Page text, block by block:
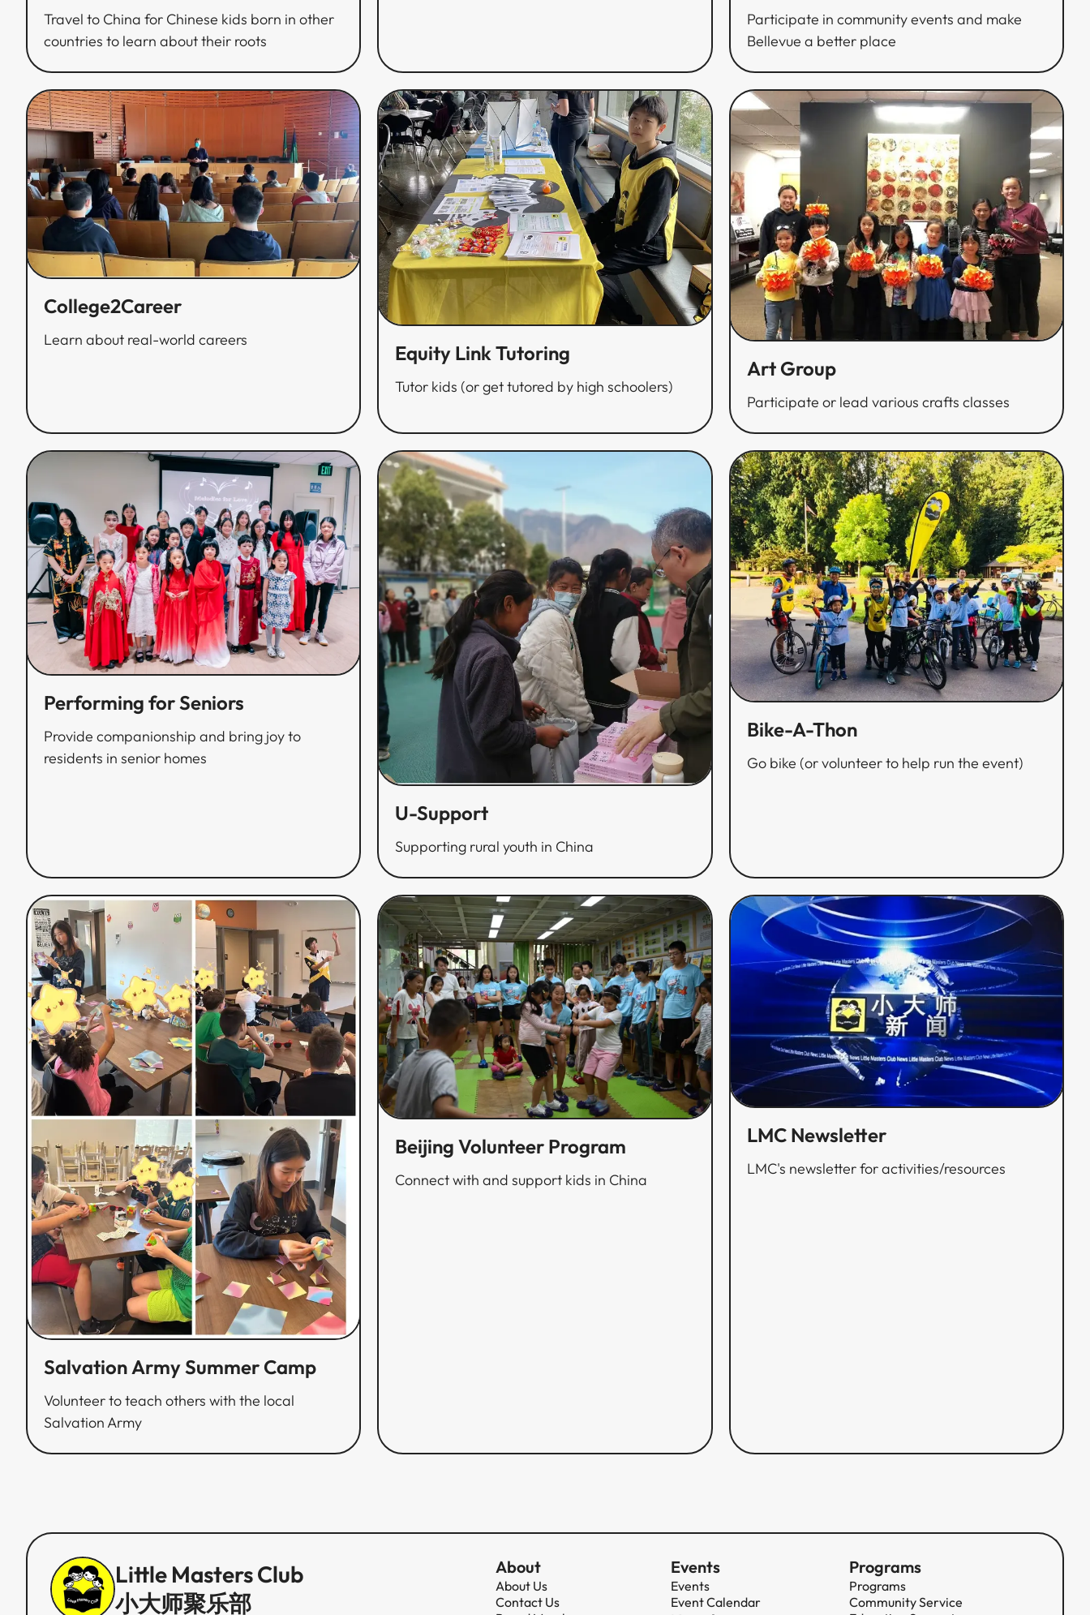
Travel to China for Chinese kids born in other
countries to learn about their roots​​​​‌ ‍ ​‍​‍‌‍ ‌ ​‍‌‍‍‌‌‍‌ ‌‍‍‌‌‍ ‍​‍​‍​ ‍‍​‍​‍‌ ​ ‌‍​‌‌‍ ‍‌‍‍‌‌ ‌​‌ ‍‌​‍ ‍‌‍‍‌‌‍ ​‍​‍​‍ ​​‍​‍‌‍‍​‌ ​‍‌‍‌‌‌‍‌‍​‍​‍​ ‍‍​‍​‍‌‍‍​‌ ‌​‌ ‌​‌ ​​​ ‍‍​‍ ​‍ ‌‍ ​‌‍ ‌‍​ ‌‍​‌‌‍ ​‌‍‍​‌‍ ‌ ​ ‌ ‌​​ ‍‍​ ​ ​ ​ ​ ​ ​ ​ ​‍ ‌‍‍‌‌‍ ‍‌ ‌​‌‍‌‌‌‍ ‍‌ ‌​​‍ ‌‍‌‌‌‍‌​‌‍‍‌‌ ‌​​‍ ‌‍ ‌‌‍ ‌‍‌​‌‍‌‌​ ‌‌ ​​‌ ​‍‌‍‌‌‌ ​ ‌‍‌‌‌‍ ‍‌ ‌​‌‍​‌‌ ‌​‌‍‍‌‌‍ ‌‍ ‍​ ‍ ‌‍‍‌‌‍‌​​ ‌‌‍‌‌​ ‍‌​ ‍‌​ ‌​‌‍‌​​ ​ ‌‍‌​‌‍​‌​‍ ‌​ ​‌​ ‌​​ ‍‌​ ​‌​‍ ‌​ ‌​​ ‍​‌‍‌‍​ ​‍​‍ ‌‌‍​‍‌‍‌​​ ‌‍​ ‌‌​‍ ‌​ ​ ​ ​‍‌‍​‍‌‍‌‌‌‍​‍‌‍​‌​ ​‌​ ​‍​ ‌ ​ ‍‌‌‍​‌‌‍‌​​ ‍ ‌ ‌​‌ ‍‌‌ ​​‌‍‌‌​ ‌‌ ​​‌ ​‍‌‍ ‌‍‌ ‌ ​‍‌‍​‌‌‍ ‌​ ‍ ‌ ​​‌‍​‌‌ ‌​‌‍‍​​ ‌‌‍‌​‌‍‌‌‌ ​ ‌‍​ ‌ ​‍‌‍‍‌‌ ​​‌ ‌​‌‍‍‌‌‍ ‌‍ ‍​ ‌‍​‍‌‍​‌‌ ​ ‌‍‌‌‌‌‌‌‌ ​‍‌‍ ​​ ‌‌‍‍​‌ ‌​‌ ‌​‌ ​​​‍‌‌​ ​ ‌​​‌​‍‌‌​ ​‍‌​‌‍​‍‌‌​ ​‍‌​‌‍‌‍ ​‌‍ ‌‍​ ‌‍​‌‌‍ ​‌‍‍​‌‍ ‌ ​ ‌ ‌​​‍‌‌​ ​ ‌​​‌​ ​ ​ ​ ​ ​ ​ ​ ​‍‌‍‌‍‍‌‌‍‌​​ ‌‌‍‌‌​ ‍‌​ ‍‌​ ‌​‌‍‌​​ ​ ‌‍‌​‌‍​‌​‍ ‌​ ​‌​ ‌​​ ‍‌​ ​‌​‍ ‌​ ‌​​ ‍​‌‍‌‍​ ​‍​‍ ‌‌‍​‍‌‍‌​​ ‌‍​ ‌‌​‍ ‌​ ​ ​ ​‍‌‍​‍‌‍‌‌‌‍​‍‌‍​‌​ ​‌​ ​‍​ ‌ ​ ‍‌‌‍​‌‌‍‌​​‍‌‍‌ ‌​‌ ‍‌‌ ​​‌‍‌‌​ ‌‌ ​​‌ ​‍‌‍ ‌‍‌ ‌ ​‍‌‍​‌‌‍ ‌​‍‌‍‌ ​​‌‍​‌‌ ‌​‌‍‍​​ ‌‌‍‌​‌‍‌‌‌ ​ ‌‍​ ‌ ​‍‌‍‍‌‌ ​​‌ ‌​‌‍‍‌‌‍ ‌‍ ‍​‍​‍‌ ‌
Participate in community events and make
Bellevue a better place​​​​‌ ‍ ​‍​‍‌‍ ‌ ​‍‌‍‍‌‌‍‌ ‌‍‍‌‌‍ ‍​‍​‍​ ‍‍​‍​‍‌ ​ ‌‍​‌‌‍ ‍‌‍‍‌‌ ‌​‌ ‍‌​‍ ‍‌‍‍‌‌‍ ​‍​‍​‍ ​​‍​‍‌‍‍​‌ ​‍‌‍‌‌‌‍‌‍​‍​‍​ ‍‍​‍​‍‌‍‍​‌ ‌​‌ ‌​‌ ​​​ ‍‍​‍ ​‍ ‌‍ ​‌‍ ‌‍​ ‌‍​‌‌‍ ​‌‍‍​‌‍ ‌ ​ ‌ ‌​​ ‍‍​ ​ ​ ​ ​ ​ ​ ​ ​‍ ‌‍‍‌‌‍ ‍‌ ‌​‌‍‌‌‌‍ ‍‌ ‌​​‍ ‌‍‌‌‌‍‌​‌‍‍‌‌ ‌​​‍ ‌‍ ‌‌‍ ‌‍‌​‌‍‌‌​ ‌‌ ​​‌ ​‍‌‍‌‌‌ ​ ‌‍‌‌‌‍ ‍‌ ‌​‌‍​‌‌ ‌​‌‍‍‌‌‍ ‌‍ ‍​ ‍ ‌‍‍‌‌‍‌​​ ‌​ ‌ ​ ​‌​ ‌​‌‍‌​‌‍​ ​ ‍‌​ ​‍​ ​‍​‍ ‌​ ‌​‌‍​‍‌‍​‍​ ​‌​‍ ‌​ ‌​​ ​‍‌‍​ ​ ‍​​‍ ‌‌‍​‌​ ​‍​ ‌​​ ‍​​‍ ‌​ ​‌​ ‌​‌‍​‌‌‍​ ​ ‌ ‌‍‌‌‌‍​‌​ ​​​ ‌‌​ ‌ ​ ​‍‌‍‌‍​ ‍ ‌ ‌​‌ ‍‌‌ ​​‌‍‌‌​ ‌‌ ​​‌ ​‍‌‍ ‌‍‌ ‌ ​‍‌‍​‌‌‍ ‌​ ‍ ‌ ​​‌‍​‌‌ ‌​‌‍‍​​ ‌‌‍‌​‌‍‌‌‌ ​ ‌‍​ ‌ ​‍‌‍‍‌‌ ​​‌ ‌​‌‍‍‌‌‍ ‌‍ ‍​ ‌‍​‍‌‍​‌‌ ​ ‌‍‌‌‌‌‌‌‌ ​‍‌‍ ​​ ‌‌‍‍​‌ ‌​‌ ‌​‌ ​​​‍‌‌​ ​ ‌​​‌​‍‌‌​ ​‍‌​‌‍​‍‌‌​ ​‍‌​‌‍‌‍ ​‌‍ ‌‍​ ‌‍​‌‌‍ ​‌‍‍​‌‍ ‌ ​ ‌ ‌​​‍‌‌​ ​ ‌​​‌​ ​ ​ ​ ​ ​ ​ ​ ​‍‌‍‌‍‍‌‌‍‌​​ ‌​ ‌ ​ ​‌​ ‌​‌‍‌​‌‍​ ​ ‍‌​ ​‍​ ​‍​‍ ‌​ ‌​‌‍​‍‌‍​‍​ ​‌​‍ ‌​ ‌​​ ​‍‌‍​ ​ ‍​​‍ ‌‌‍​‌​ ​‍​ ‌​​ ‍​​‍ ‌​ ​‌​ ‌​‌‍​‌‌‍​ ​ ‌ ‌‍‌‌‌‍​‌​ ​​​ ‌‌​ ‌ ​ ​‍‌‍‌‍​‍‌‍‌ ‌​‌ ‍‌‌ ​​‌‍‌‌​ ‌‌ ​​‌ ​‍‌‍ ‌‍‌ ‌ ​‍‌‍​‌‌‍ ‌​‍‌‍‌ ​​‌‍​‌‌ ‌​‌‍‍​​ ‌‌‍‌​‌‍‌‌‌ ​ ‌‍​ ‌ ​‍‌‍‍‌‌ ​​‌ ‌​‌‍‍‌‌‍ ‌‍ ‍​‍​‍‌ ‌
College2Career​​​​‌ ‍ ​‍​‍‌‍ ‌ ​‍‌‍‍‌‌‍‌ ‌‍‍‌‌‍ ‍​‍​‍​ ‍‍​‍​‍‌ ​ ‌‍​‌‌‍ ‍‌‍‍‌‌ ‌​‌ ‍‌​‍ ‍‌‍‍‌‌‍ ​‍​‍​‍ ​​‍​‍‌‍‍​‌ ​‍‌‍‌‌‌‍‌‍​‍​‍​ ‍‍​‍​‍‌‍‍​‌ ‌​‌ ‌​‌ ​​​ ‍‍​‍ ​‍ ‌‍ ​‌‍ ‌‍​ ‌‍​‌‌‍ ​‌‍‍​‌‍ ‌ ​ ‌ ‌​​ ‍‍​ ​ ​ ​ ​ ​ ​ ​ ​‍ ‌‍‍‌‌‍ ‍‌ ‌​‌‍‌‌‌‍ ‍‌ ‌​​‍ ‌‍‌‌‌‍‌​‌‍‍‌‌ ‌​​‍ ‌‍ ‌‌‍ ‌‍‌​‌‍‌‌​ ‌‌ ​​‌ ​‍‌‍‌‌‌ ​ ‌‍‌‌‌‍ ‍‌ ‌​‌‍​‌‌ ‌​‌‍‍‌‌‍ ‌‍ ‍​ ‍ ‌‍‍‌‌‍‌​​ ‌‌‍​‌‌‍​‍‌‍‌‌​ ‌‍‌‍‌‌​ ‌‌​ ‌‌​ ​‌​‍ ‌​ ‌‍​ ‌​‌‍​‍‌‍‌‍​‍ ‌​ ‌​‌‍​‍‌‍‌‌‌‍​ ​‍ ‌​ ‍‌​ ‌​‌‍​ ​ ​‍​‍ ‌​ ​ ‌‍​‌‌‍​ ​ ‌‌​ ​‌​ ​​​ ‍‌‌‍‌‌‌‍​‌​ ​‌​ ‌​​ ​ ​ ‍ ‌ ‌​‌ ‍‌‌ ​​‌‍‌‌​ ‌‌ ​​‌ ​‍‌‍ ‌‍‌ ‌ ​‍‌‍​‌‌‍ ‌​ ‍ ‌ ​​‌‍​‌‌ ‌​‌‍‍​​ ‌‌ ‌​‌‍‍‌‌ ‌​‌‍ ​‌‍‌‌​ ‌‍​‍‌‍​‌‌ ​ ‌‍‌‌‌‌‌‌‌ ​‍‌‍ ​​ ‌‌‍‍​‌ ‌​‌ ‌​‌ ​​​‍‌‌​ ​ ‌​​‌​‍‌‌​ ​‍‌​‌‍​‍‌‌​ ​‍‌​‌‍‌‍ ​‌‍ ‌‍​ ‌‍​‌‌‍ ​‌‍‍​‌‍ ‌ ​ ‌ ‌​​‍‌‌​ ​ ‌​​‌​ ​ ​ ​ ​ ​ ​ ​ ​‍‌‍‌‍‍‌‌‍‌​​ ‌‌‍​‌‌‍​‍‌‍‌‌​ ‌‍‌‍‌‌​ ‌‌​ ‌‌​ ​‌​‍ ‌​ ‌‍​ ‌​‌‍​‍‌‍‌‍​‍ ‌​ ‌​‌‍​‍‌‍‌‌‌‍​ ​‍ ‌​ ‍‌​ ‌​‌‍​ ​ ​‍​‍ ‌​ ​ ‌‍​‌‌‍​ ​ ‌‌​ ​‌​ ​​​ ‍‌‌‍‌‌‌‍​‌​ ​‌​ ‌​​ ​ ​‍‌‍‌ ‌​‌ ‍‌‌ ​​‌‍‌‌​ ‌‌ ​​‌ ​‍‌‍ ‌‍‌ ‌ ​‍‌‍​‌‌‍ ‌​‍‌‍‌ ​​‌‍​‌‌ ‌​‌‍‍​​ ‌‌ ‌​‌‍‍‌‌ ‌​‌‍ ​‌‍‌‌​‍​‍‌ ‌
Learn about real-world careers​​​​‌ ‍ ​‍​‍‌‍ ‌ ​‍‌‍‍‌‌‍‌ ‌‍‍‌‌‍ ‍​‍​‍​ ‍‍​‍​‍‌ ​ ‌‍​‌‌‍ ‍‌‍‍‌‌ ‌​‌ ‍‌​‍ ‍‌‍‍‌‌‍ ​‍​‍​‍ ​​‍​‍‌‍‍​‌ ​‍‌‍‌‌‌‍‌‍​‍​‍​ ‍‍​‍​‍‌‍‍​‌ ‌​‌ ‌​‌ ​​​ ‍‍​‍ ​‍ ‌‍ ​‌‍ ‌‍​ ‌‍​‌‌‍ ​‌‍‍​‌‍ ‌ ​ ‌ ‌​​ ‍‍​ ​ ​ ​ ​ ​ ​ ​ ​‍ ‌‍‍‌‌‍ ‍‌ ‌​‌‍‌‌‌‍ ‍‌ ‌​​‍ ‌‍‌‌‌‍‌​‌‍‍‌‌ ‌​​‍ ‌‍ ‌‌‍ ‌‍‌​‌‍‌‌​ ‌‌ ​​‌ ​‍‌‍‌‌‌ ​ ‌‍‌‌‌‍ ‍‌ ‌​‌‍​‌‌ ‌​‌‍‍‌‌‍ ‌‍ ‍​ ‍ ‌‍‍‌‌‍‌​​ ‌‌‍​‌‌‍​‍‌‍‌‌​ ‌‍‌‍‌‌​ ‌‌​ ‌‌​ ​‌​‍ ‌​ ‌‍​ ‌​‌‍​‍‌‍‌‍​‍ ‌​ ‌​‌‍​‍‌‍‌‌‌‍​ ​‍ ‌​ ‍‌​ ‌​‌‍​ ​ ​‍​‍ ‌​ ​ ‌‍​‌‌‍​ ​ ‌‌​ ​‌​ ​​​ ‍‌‌‍‌‌‌‍​‌​ ​‌​ ‌​​ ​ ​ ‍ ‌ ‌​‌ ‍‌‌ ​​‌‍‌‌​ ‌‌ ​​‌ ​‍‌‍ ‌‍‌ ‌ ​‍‌‍​‌‌‍ ‌​ ‍ ‌ ​​‌‍​‌‌ ‌​‌‍‍​​ ‌‌‍‌​‌‍‌‌‌ ​ ‌‍​ ‌ ​‍‌‍‍‌‌ ​​‌ ‌​‌‍‍‌‌‍ ‌‍ ‍​ ‌‍​‍‌‍​‌‌ ​ ‌‍‌‌‌‌‌‌‌ ​‍‌‍ ​​ ‌‌‍‍​‌ ‌​‌ ‌​‌ ​​​‍‌‌​ ​ ‌​​‌​‍‌‌​ ​‍‌​‌‍​‍‌‌​ ​‍‌​‌‍‌‍ ​‌‍ ‌‍​ ‌‍​‌‌‍ ​‌‍‍​‌‍ ‌ ​ ‌ ‌​​‍‌‌​ ​ ‌​​‌​ ​ ​ ​ ​ ​ ​ ​ ​‍‌‍‌‍‍‌‌‍‌​​ ‌‌‍​‌‌‍​‍‌‍‌‌​ ‌‍‌‍‌‌​ ‌‌​ ‌‌​ ​‌​‍ ‌​ ‌‍​ ‌​‌‍​‍‌‍‌‍​‍ ‌​ ‌​‌‍​‍‌‍‌‌‌‍​ ​‍ ‌​ ‍‌​ ‌​‌‍​ ​ ​‍​‍ ‌​ ​ ‌‍​‌‌‍​ ​ ‌‌​ ​‌​ ​​​ ‍‌‌‍‌‌‌‍​‌​ ​‌​ ‌​​ ​ ​‍‌‍‌ ‌​‌ ‍‌‌ ​​‌‍‌‌​ ‌‌ ​​‌ ​‍‌‍ ‌‍‌ ‌ ​‍‌‍​‌‌‍ ‌​‍‌‍‌ ​​‌‍​‌‌ ‌​‌‍‍​​ ‌‌‍‌​‌‍‌‌‌ ​ ‌‍​ ‌ ​‍‌‍‍‌‌ ​​‌ ‌​‌‍‍‌‌‍ ‌‍ ‍​‍​‍‌ ‌
Equity Link Tutoring​​​​‌ ‍ ​‍​‍‌‍ ‌ ​‍‌‍‍‌‌‍‌ ‌‍‍‌‌‍ ‍​‍​‍​ ‍‍​‍​‍‌ ​ ‌‍​‌‌‍ ‍‌‍‍‌‌ ‌​‌ ‍‌​‍ ‍‌‍‍‌‌‍ ​‍​‍​‍ ​​‍​‍‌‍‍​‌ ​‍‌‍‌‌‌‍‌‍​‍​‍​ ‍‍​‍​‍‌‍‍​‌ ‌​‌ ‌​‌ ​​​ ‍‍​‍ ​‍ ‌‍ ​‌‍ ‌‍​ ‌‍​‌‌‍ ​‌‍‍​‌‍ ‌ ​ ‌ ‌​​ ‍‍​ ​ ​ ​ ​ ​ ​ ​ ​‍ ‌‍‍‌‌‍ ‍‌ ‌​‌‍‌‌‌‍ ‍‌ ‌​​‍ ‌‍‌‌‌‍‌​‌‍‍‌‌ ‌​​‍ ‌‍ ‌‌‍ ‌‍‌​‌‍‌‌​ ‌‌ ​​‌ ​‍‌‍‌‌‌ ​ ‌‍‌‌‌‍ ‍‌ ‌​‌‍​‌‌ ‌​‌‍‍‌‌‍ ‌‍ ‍​ ‍ ‌‍‍‌‌‍‌​​ ‌​ ‌​​ ‌‍‌‍‌‌‌‍‌‍​ ‌ ​ ​‌​ ​‌‌‍​‌​‍ ‌​ ‌‌​ ‌​​ ​​‌‍​‌​‍ ‌​ ‌​​ ‍‌​ ‌ ​ ​‌​‍ ‌‌‍​‍​ ‍​​ ‌‌​ ‍‌​‍ ‌​ ‌ ​ ‍​​ ‍​​ ‌‍​ ‍​‌‍​‍‌‍‌‌‌‍‌‍​ ​‍‌‍‌‍‌‍​‍‌‍​‌​ ‍ ‌ ‌​‌ ‍‌‌ ​​‌‍‌‌​ ‌‌ ​​‌ ​‍‌‍ ‌‍‌ ‌ ​‍‌‍​‌‌‍ ‌​ ‍ ‌ ​​‌‍​‌‌ ‌​‌‍‍​​ ‌‌ ‌​‌‍‍‌‌ ‌​‌‍ ​‌‍‌‌​ ‌‍​‍‌‍​‌‌ ​ ‌‍‌‌‌‌‌‌‌ ​‍‌‍ ​​ ‌‌‍‍​‌ ‌​‌ ‌​‌ ​​​‍‌‌​ ​ ‌​​‌​‍‌‌​ ​‍‌​‌‍​‍‌‌​ ​‍‌​‌‍‌‍ ​‌‍ ‌‍​ ‌‍​‌‌‍ ​‌‍‍​‌‍ ‌ ​ ‌ ‌​​‍‌‌​ ​ ‌​​‌​ ​ ​ ​ ​ ​ ​ ​ ​‍‌‍‌‍‍‌‌‍‌​​ ‌​ ‌​​ ‌‍‌‍‌‌‌‍‌‍​ ‌ ​ ​‌​ ​‌‌‍​‌​‍ ‌​ ‌‌​ ‌​​ ​​‌‍​‌​‍ ‌​ ‌​​ ‍‌​ ‌ ​ ​‌​‍ ‌‌‍​‍​ ‍​​ ‌‌​ ‍‌​‍ ‌​ ‌ ​ ‍​​ ‍​​ ‌‍​ ‍​‌‍​‍‌‍‌‌‌‍‌‍​ ​‍‌‍‌‍‌‍​‍‌‍​‌​‍‌‍‌ ‌​‌ ‍‌‌ ​​‌‍‌‌​ ‌‌ ​​‌ ​‍‌‍ ‌‍‌ ‌ ​‍‌‍​‌‌‍ ‌​‍‌‍‌ ​​‌‍​‌‌ ‌​‌‍‍​​ ‌‌ ‌​‌‍‍‌‌ ‌​‌‍ ​‌‍‌‌​‍​‍‌ ‌
Tutor kids (or get tutored by high schoolers)​​​​‌ ‍ ​‍​‍‌‍ ‌ ​‍‌‍‍‌‌‍‌ ‌‍‍‌‌‍ ‍​‍​‍​ ‍‍​‍​‍‌ ​ ‌‍​‌‌‍ ‍‌‍‍‌‌ ‌​‌ ‍‌​‍ ‍‌‍‍‌‌‍ ​‍​‍​‍ ​​‍​‍‌‍‍​‌ ​‍‌‍‌‌‌‍‌‍​‍​‍​ ‍‍​‍​‍‌‍‍​‌ ‌​‌ ‌​‌ ​​​ ‍‍​‍ ​‍ ‌‍ ​‌‍ ‌‍​ ‌‍​‌‌‍ ​‌‍‍​‌‍ ‌ ​ ‌ ‌​​ ‍‍​ ​ ​ ​ ​ ​ ​ ​ ​‍ ‌‍‍‌‌‍ ‍‌ ‌​‌‍‌‌‌‍ ‍‌ ‌​​‍ ‌‍‌‌‌‍‌​‌‍‍‌‌ ‌​​‍ ‌‍ ‌‌‍ ‌‍‌​‌‍‌‌​ ‌‌ ​​‌ ​‍‌‍‌‌‌ ​ ‌‍‌‌‌‍ ‍‌ ‌​‌‍​‌‌ ‌​‌‍‍‌‌‍ ‌‍ ‍​ ‍ ‌‍‍‌‌‍‌​​ ‌​ ‌​​ ‌‍‌‍‌‌‌‍‌‍​ ‌ ​ ​‌​ ​‌‌‍​‌​‍ ‌​ ‌‌​ ‌​​ ​​‌‍​‌​‍ ‌​ ‌​​ ‍‌​ ‌ ​ ​‌​‍ ‌‌‍​‍​ ‍​​ ‌‌​ ‍‌​‍ ‌​ ‌ ​ ‍​​ ‍​​ ‌‍​ ‍​‌‍​‍‌‍‌‌‌‍‌‍​ ​‍‌‍‌‍‌‍​‍‌‍​‌​ ‍ ‌ ‌​‌ ‍‌‌ ​​‌‍‌‌​ ‌‌ ​​‌ ​‍‌‍ ‌‍‌ ‌ ​‍‌‍​‌‌‍ ‌​ ‍ ‌ ​​‌‍​‌‌ ‌​‌‍‍​​ ‌‌‍‌​‌‍‌‌‌ ​ ‌‍​ ‌ ​‍‌‍‍‌‌ ​​‌ ‌​‌‍‍‌‌‍ ‌‍ ‍​ ‌‍​‍‌‍​‌‌ ​ ‌‍‌‌‌‌‌‌‌ ​‍‌‍ ​​ ‌‌‍‍​‌ ‌​‌ ‌​‌ ​​​‍‌‌​ ​ ‌​​‌​‍‌‌​ ​‍‌​‌‍​‍‌‌​ ​‍‌​‌‍‌‍ ​‌‍ ‌‍​ ‌‍​‌‌‍ ​‌‍‍​‌‍ ‌ ​ ‌ ‌​​‍‌‌​ ​ ‌​​‌​ ​ ​ ​ ​ ​ ​ ​ ​‍‌‍‌‍‍‌‌‍‌​​ ‌​ ‌​​ ‌‍‌‍‌‌‌‍‌‍​ ‌ ​ ​‌​ ​‌‌‍​‌​‍ ‌​ ‌‌​ ‌​​ ​​‌‍​‌​‍ ‌​ ‌​​ ‍‌​ ‌ ​ ​‌​‍ ‌‌‍​‍​ ‍​​ ‌‌​ ‍‌​‍ ‌​ ‌ ​ ‍​​ ‍​​ ‌‍​ ‍​‌‍​‍‌‍‌‌‌‍‌‍​ ​‍‌‍‌‍‌‍​‍‌‍​‌​‍‌‍‌ ‌​‌ ‍‌‌ ​​‌‍‌‌​ ‌‌ ​​‌ ​‍‌‍ ‌‍‌ ‌ ​‍‌‍​‌‌‍ ‌​‍‌‍‌ ​​‌‍​‌‌ ‌​‌‍‍​​ ‌‌‍‌​‌‍‌‌‌ ​ ‌‍​ ‌ ​‍‌‍‍‌‌ ​​‌ ‌​‌‍‍‌‌‍ ‌‍ ‍​‍​‍‌ ‌
Art Group​​​​‌ ‍ ​‍​‍‌‍ ‌ ​‍‌‍‍‌‌‍‌ ‌‍‍‌‌‍ ‍​‍​‍​ ‍‍​‍​‍‌ ​ ‌‍​‌‌‍ ‍‌‍‍‌‌ ‌​‌ ‍‌​‍ ‍‌‍‍‌‌‍ ​‍​‍​‍ ​​‍​‍‌‍‍​‌ ​‍‌‍‌‌‌‍‌‍​‍​‍​ ‍‍​‍​‍‌‍‍​‌ ‌​‌ ‌​‌ ​​​ ‍‍​‍ ​‍ ‌‍ ​‌‍ ‌‍​ ‌‍​‌‌‍ ​‌‍‍​‌‍ ‌ ​ ‌ ‌​​ ‍‍​ ​ ​ ​ ​ ​ ​ ​ ​‍ ‌‍‍‌‌‍ ‍‌ ‌​‌‍‌‌‌‍ ‍‌ ‌​​‍ ‌‍‌‌‌‍‌​‌‍‍‌‌ ‌​​‍ ‌‍ ‌‌‍ ‌‍‌​‌‍‌‌​ ‌‌ ​​‌ ​‍‌‍‌‌‌ ​ ‌‍‌‌‌‍ ‍‌ ‌​‌‍​‌‌ ‌​‌‍‍‌‌‍ ‌‍ ‍​ ‍ ‌‍‍‌‌‍‌​​ ‌​ ‍​​ ​‌‌‍​‍​ ‌​​ ‌‍‌‍​ ​ ​‍‌‍‌‌​‍ ‌​ ​‌​ ​‍​ ‌‍​ ‍‌​‍ ‌​ ‌​​ ​ ​ ‌‌​ ​‍​‍ ‌‌‍​‌‌‍​‍​ ​ ​ ​​​‍ ‌‌‍​ ​ ‌ ‌‍‌‍​ ‌​‌‍​ ​ ‍‌‌‍‌‌​ ​‍​ ​​​ ‌‌​ ​‍​ ‍‌​ ‍ ‌ ‌​‌ ‍‌‌ ​​‌‍‌‌​ ‌‌ ​​‌ ​‍‌‍ ‌‍‌ ‌ ​‍‌‍​‌‌‍ ‌​ ‍ ‌ ​​‌‍​‌‌ ‌​‌‍‍​​ ‌‌ ‌​‌‍‍‌‌ ‌​‌‍ ​‌‍‌‌​ ‌‍​‍‌‍​‌‌ ​ ‌‍‌‌‌‌‌‌‌ ​‍‌‍ ​​ ‌‌‍‍​‌ ‌​‌ ‌​‌ ​​​‍‌‌​ ​ ‌​​‌​‍‌‌​ ​‍‌​‌‍​‍‌‌​ ​‍‌​‌‍‌‍ ​‌‍ ‌‍​ ‌‍​‌‌‍ ​‌‍‍​‌‍ ‌ ​ ‌ ‌​​‍‌‌​ ​ ‌​​‌​ ​ ​ ​ ​ ​ ​ ​ ​‍‌‍‌‍‍‌‌‍‌​​ ‌​ ‍​​ ​‌‌‍​‍​ ‌​​ ‌‍‌‍​ ​ ​‍‌‍‌‌​‍ ‌​ ​‌​ ​‍​ ‌‍​ ‍‌​‍ ‌​ ‌​​ ​ ​ ‌‌​ ​‍​‍ ‌‌‍​‌‌‍​‍​ ​ ​ ​​​‍ ‌‌‍​ ​ ‌ ‌‍‌‍​ ‌​‌‍​ ​ ‍‌‌‍‌‌​ ​‍​ ​​​ ‌‌​ ​‍​ ‍‌​‍‌‍‌ ‌​‌ ‍‌‌ ​​‌‍‌‌​ ‌‌ ​​‌ ​‍‌‍ ‌‍‌ ‌ ​‍‌‍​‌‌‍ ‌​‍‌‍‌ ​​‌‍​‌‌ ‌​‌‍‍​​ ‌‌ ‌​‌‍‍‌‌ ‌​‌‍ ​‌‍‌‌​‍​‍‌ ‌
Participate or lead various crafts classes​​​​‌ ‍ ​‍​‍‌‍ ‌ ​‍‌‍‍‌‌‍‌ ‌‍‍‌‌‍ ‍​‍​‍​ ‍‍​‍​‍‌ ​ ‌‍​‌‌‍ ‍‌‍‍‌‌ ‌​‌ ‍‌​‍ ‍‌‍‍‌‌‍ ​‍​‍​‍ ​​‍​‍‌‍‍​‌ ​‍‌‍‌‌‌‍‌‍​‍​‍​ ‍‍​‍​‍‌‍‍​‌ ‌​‌ ‌​‌ ​​​ ‍‍​‍ ​‍ ‌‍ ​‌‍ ‌‍​ ‌‍​‌‌‍ ​‌‍‍​‌‍ ‌ ​ ‌ ‌​​ ‍‍​ ​ ​ ​ ​ ​ ​ ​ ​‍ ‌‍‍‌‌‍ ‍‌ ‌​‌‍‌‌‌‍ ‍‌ ‌​​‍ ‌‍‌‌‌‍‌​‌‍‍‌‌ ‌​​‍ ‌‍ ‌‌‍ ‌‍‌​‌‍‌‌​ ‌‌ ​​‌ ​‍‌‍‌‌‌ ​ ‌‍‌‌‌‍ ‍‌ ‌​‌‍​‌‌ ‌​‌‍‍‌‌‍ ‌‍ ‍​ ‍ ‌‍‍‌‌‍‌​​ ‌​ ‍​​ ​‌‌‍​‍​ ‌​​ ‌‍‌‍​ ​ ​‍‌‍‌‌​‍ ‌​ ​‌​ ​‍​ ‌‍​ ‍‌​‍ ‌​ ‌​​ ​ ​ ‌‌​ ​‍​‍ ‌‌‍​‌‌‍​‍​ ​ ​ ​​​‍ ‌‌‍​ ​ ‌ ‌‍‌‍​ ‌​‌‍​ ​ ‍‌‌‍‌‌​ ​‍​ ​​​ ‌‌​ ​‍​ ‍‌​ ‍ ‌ ‌​‌ ‍‌‌ ​​‌‍‌‌​ ‌‌ ​​‌ ​‍‌‍ ‌‍‌ ‌ ​‍‌‍​‌‌‍ ‌​ ‍ ‌ ​​‌‍​‌‌ ‌​‌‍‍​​ ‌‌‍‌​‌‍‌‌‌ ​ ‌‍​ ‌ ​‍‌‍‍‌‌ ​​‌ ‌​‌‍‍‌‌‍ ‌‍ ‍​ ‌‍​‍‌‍​‌‌ ​ ‌‍‌‌‌‌‌‌‌ ​‍‌‍ ​​ ‌‌‍‍​‌ ‌​‌ ‌​‌ ​​​‍‌‌​ ​ ‌​​‌​‍‌‌​ ​‍‌​‌‍​‍‌‌​ ​‍‌​‌‍‌‍ ​‌‍ ‌‍​ ‌‍​‌‌‍ ​‌‍‍​‌‍ ‌ ​ ‌ ‌​​‍‌‌​ ​ ‌​​‌​ ​ ​ ​ ​ ​ ​ ​ ​‍‌‍‌‍‍‌‌‍‌​​ ‌​ ‍​​ ​‌‌‍​‍​ ‌​​ ‌‍‌‍​ ​ ​‍‌‍‌‌​‍ ‌​ ​‌​ ​‍​ ‌‍​ ‍‌​‍ ‌​ ‌​​ ​ ​ ‌‌​ ​‍​‍ ‌‌‍​‌‌‍​‍​ ​ ​ ​​​‍ ‌‌‍​ ​ ‌ ‌‍‌‍​ ‌​‌‍​ ​ ‍‌‌‍‌‌​ ​‍​ ​​​ ‌‌​ ​‍​ ‍‌​‍‌‍‌ ‌​‌ ‍‌‌ ​​‌‍‌‌​ ‌‌ ​​‌ ​‍‌‍ ‌‍‌ ‌ ​‍‌‍​‌‌‍ ‌​‍‌‍‌ ​​‌‍​‌‌ ‌​‌‍‍​​ ‌‌‍‌​‌‍‌‌‌ ​ ‌‍​ ‌ ​‍‌‍‍‌‌ ​​‌ ‌​‌‍‍‌‌‍ ‌‍ ‍​‍​‍‌ ‌
Performing for Seniors​​​​‌ ‍ ​‍​‍‌‍ ‌ ​‍‌‍‍‌‌‍‌ ‌‍‍‌‌‍ ‍​‍​‍​ ‍‍​‍​‍‌ ​ ‌‍​‌‌‍ ‍‌‍‍‌‌ ‌​‌ ‍‌​‍ ‍‌‍‍‌‌‍ ​‍​‍​‍ ​​‍​‍‌‍‍​‌ ​‍‌‍‌‌‌‍‌‍​‍​‍​ ‍‍​‍​‍‌‍‍​‌ ‌​‌ ‌​‌ ​​​ ‍‍​‍ ​‍ ‌‍ ​‌‍ ‌‍​ ‌‍​‌‌‍ ​‌‍‍​‌‍ ‌ ​ ‌ ‌​​ ‍‍​ ​ ​ ​ ​ ​ ​ ​ ​‍ ‌‍‍‌‌‍ ‍‌ ‌​‌‍‌‌‌‍ ‍‌ ‌​​‍ ‌‍‌‌‌‍‌​‌‍‍‌‌ ‌​​‍ ‌‍ ‌‌‍ ‌‍‌​‌‍‌‌​ ‌‌ ​​‌ ​‍‌‍‌‌‌ ​ ‌‍‌‌‌‍ ‍‌ ‌​‌‍​‌‌ ‌​‌‍‍‌‌‍ ‌‍ ‍​ ‍ ‌‍‍‌‌‍‌​​ ‌‌‍​‌​ ‌ ​ ‌‌‌‍‌​‌‍​‍​ ​‍​ ​‍‌‍​ ​‍ ‌‌‍​ ​ ‌‌‌‍‌​​ ‌​​‍ ‌​ ‌​‌‍‌‌‌‍‌‍‌‍‌​​‍ ‌​ ‍‌‌‍‌‍‌‍​ ‌‍​ ​‍ ‌​ ‌​‌‍​‌‌‍‌‍​ ​‌​ ‌‌​ ‌‌‌‍​‌​ ​ ​ ‌ ​ ‍​​ ‍‌‌‍‌‍​ ‍ ‌ ‌​‌ ‍‌‌ ​​‌‍‌‌​ ‌‌ ​​‌ ​‍‌‍ ‌‍‌ ‌ ​‍‌‍​‌‌‍ ‌​ ‍ ‌ ​​‌‍​‌‌ ‌​‌‍‍​​ ‌‌ ‌​‌‍‍‌‌ ‌​‌‍ ​‌‍‌‌​ ‌‍​‍‌‍​‌‌ ​ ‌‍‌‌‌‌‌‌‌ ​‍‌‍ ​​ ‌‌‍‍​‌ ‌​‌ ‌​‌ ​​​‍‌‌​ ​ ‌​​‌​‍‌‌​ ​‍‌​‌‍​‍‌‌​ ​‍‌​‌‍‌‍ ​‌‍ ‌‍​ ‌‍​‌‌‍ ​‌‍‍​‌‍ ‌ ​ ‌ ‌​​‍‌‌​ ​ ‌​​‌​ ​ ​ ​ ​ ​ ​ ​ ​‍‌‍‌‍‍‌‌‍‌​​ ‌‌‍​‌​ ‌ ​ ‌‌‌‍‌​‌‍​‍​ ​‍​ ​‍‌‍​ ​‍ ‌‌‍​ ​ ‌‌‌‍‌​​ ‌​​‍ ‌​ ‌​‌‍‌‌‌‍‌‍‌‍‌​​‍ ‌​ ‍‌‌‍‌‍‌‍​ ‌‍​ ​‍ ‌​ ‌​‌‍​‌‌‍‌‍​ ​‌​ ‌‌​ ‌‌‌‍​‌​ ​ ​ ‌ ​ ‍​​ ‍‌‌‍‌‍​‍‌‍‌ ‌​‌ ‍‌‌ ​​‌‍‌‌​ ‌‌ ​​‌ ​‍‌‍ ‌‍‌ ‌ ​‍‌‍​‌‌‍ ‌​‍‌‍‌ ​​‌‍​‌‌ ‌​‌‍‍​​ ‌‌ ‌​‌‍‍‌‌ ‌​‌‍ ​‌‍‌‌​‍​‍‌ ‌
Provide companionship and bring joy to
residents in senior homes​​​​‌ ‍ ​‍​‍‌‍ ‌ ​‍‌‍‍‌‌‍‌ ‌‍‍‌‌‍ ‍​‍​‍​ ‍‍​‍​‍‌ ​ ‌‍​‌‌‍ ‍‌‍‍‌‌ ‌​‌ ‍‌​‍ ‍‌‍‍‌‌‍ ​‍​‍​‍ ​​‍​‍‌‍‍​‌ ​‍‌‍‌‌‌‍‌‍​‍​‍​ ‍‍​‍​‍‌‍‍​‌ ‌​‌ ‌​‌ ​​​ ‍‍​‍ ​‍ ‌‍ ​‌‍ ‌‍​ ‌‍​‌‌‍ ​‌‍‍​‌‍ ‌ ​ ‌ ‌​​ ‍‍​ ​ ​ ​ ​ ​ ​ ​ ​‍ ‌‍‍‌‌‍ ‍‌ ‌​‌‍‌‌‌‍ ‍‌ ‌​​‍ ‌‍‌‌‌‍‌​‌‍‍‌‌ ‌​​‍ ‌‍ ‌‌‍ ‌‍‌​‌‍‌‌​ ‌‌ ​​‌ ​‍‌‍‌‌‌ ​ ‌‍‌‌‌‍ ‍‌ ‌​‌‍​‌‌ ‌​‌‍‍‌‌‍ ‌‍ ‍​ ‍ ‌‍‍‌‌‍‌​​ ‌‌‍​‌​ ‌ ​ ‌‌‌‍‌​‌‍​‍​ ​‍​ ​‍‌‍​ ​‍ ‌‌‍​ ​ ‌‌‌‍‌​​ ‌​​‍ ‌​ ‌​‌‍‌‌‌‍‌‍‌‍‌​​‍ ‌​ ‍‌‌‍‌‍‌‍​ ‌‍​ ​‍ ‌​ ‌​‌‍​‌‌‍‌‍​ ​‌​ ‌‌​ ‌‌‌‍​‌​ ​ ​ ‌ ​ ‍​​ ‍‌‌‍‌‍​ ‍ ‌ ‌​‌ ‍‌‌ ​​‌‍‌‌​ ‌‌ ​​‌ ​‍‌‍ ‌‍‌ ‌ ​‍‌‍​‌‌‍ ‌​ ‍ ‌ ​​‌‍​‌‌ ‌​‌‍‍​​ ‌‌‍‌​‌‍‌‌‌ ​ ‌‍​ ‌ ​‍‌‍‍‌‌ ​​‌ ‌​‌‍‍‌‌‍ ‌‍ ‍​ ‌‍​‍‌‍​‌‌ ​ ‌‍‌‌‌‌‌‌‌ ​‍‌‍ ​​ ‌‌‍‍​‌ ‌​‌ ‌​‌ ​​​‍‌‌​ ​ ‌​​‌​‍‌‌​ ​‍‌​‌‍​‍‌‌​ ​‍‌​‌‍‌‍ ​‌‍ ‌‍​ ‌‍​‌‌‍ ​‌‍‍​‌‍ ‌ ​ ‌ ‌​​‍‌‌​ ​ ‌​​‌​ ​ ​ ​ ​ ​ ​ ​ ​‍‌‍‌‍‍‌‌‍‌​​ ‌‌‍​‌​ ‌ ​ ‌‌‌‍‌​‌‍​‍​ ​‍​ ​‍‌‍​ ​‍ ‌‌‍​ ​ ‌‌‌‍‌​​ ‌​​‍ ‌​ ‌​‌‍‌‌‌‍‌‍‌‍‌​​‍ ‌​ ‍‌‌‍‌‍‌‍​ ‌‍​ ​‍ ‌​ ‌​‌‍​‌‌‍‌‍​ ​‌​ ‌‌​ ‌‌‌‍​‌​ ​ ​ ‌ ​ ‍​​ ‍‌‌‍‌‍​‍‌‍‌ ‌​‌ ‍‌‌ ​​‌‍‌‌​ ‌‌ ​​‌ ​‍‌‍ ‌‍‌ ‌ ​‍‌‍​‌‌‍ ‌​‍‌‍‌ ​​‌‍​‌‌ ‌​‌‍‍​​ ‌‌‍‌​‌‍‌‌‌ ​ ‌‍​ ‌ ​‍‌‍‍‌‌ ​​‌ ‌​‌‍‍‌‌‍ ‌‍ ‍​‍​‍‌ ‌
U-Support​​​​‌ ‍ ​‍​‍‌‍ ‌ ​‍‌‍‍‌‌‍‌ ‌‍‍‌‌‍ ‍​‍​‍​ ‍‍​‍​‍‌ ​ ‌‍​‌‌‍ ‍‌‍‍‌‌ ‌​‌ ‍‌​‍ ‍‌‍‍‌‌‍ ​‍​‍​‍ ​​‍​‍‌‍‍​‌ ​‍‌‍‌‌‌‍‌‍​‍​‍​ ‍‍​‍​‍‌‍‍​‌ ‌​‌ ‌​‌ ​​​ ‍‍​‍ ​‍ ‌‍ ​‌‍ ‌‍​ ‌‍​‌‌‍ ​‌‍‍​‌‍ ‌ ​ ‌ ‌​​ ‍‍​ ​ ​ ​ ​ ​ ​ ​ ​‍ ‌‍‍‌‌‍ ‍‌ ‌​‌‍‌‌‌‍ ‍‌ ‌​​‍ ‌‍‌‌‌‍‌​‌‍‍‌‌ ‌​​‍ ‌‍ ‌‌‍ ‌‍‌​‌‍‌‌​ ‌‌ ​​‌ ​‍‌‍‌‌‌ ​ ‌‍‌‌‌‍ ‍‌ ‌​‌‍​‌‌ ‌​‌‍‍‌‌‍ ‌‍ ‍​ ‍ ‌‍‍‌‌‍‌​​ ‌​ ​‌​ ​‍​ ​​‌‍​‌​ ‍‌‌‍​ ​ ‌ ​ ​​​‍ ‌‌‍​‍​ ​​​ ‌‌‌‍‌​​‍ ‌​ ‌​‌‍​‌​ ‌‌​ ​‌​‍ ‌‌‍​‌​ ‌​‌‍‌​​ ​ ​‍ ‌‌‍‌‍​ ‍‌​ ‌‌​ ‍‌‌‍‌‌​ ‍​​ ‌ ‌‍‌‌​ ‌ ‌‍‌​‌‍‌‌​ ‌‍​ ‍ ‌ ‌​‌ ‍‌‌ ​​‌‍‌‌​ ‌‌ ​​‌ ​‍‌‍ ‌‍‌ ‌ ​‍‌‍​‌‌‍ ‌​ ‍ ‌ ​​‌‍​‌‌ ‌​‌‍‍​​ ‌‌ ‌​‌‍‍‌‌ ‌​‌‍ ​‌‍‌‌​ ‌‍​‍‌‍​‌‌ ​ ‌‍‌‌‌‌‌‌‌ ​‍‌‍ ​​ ‌‌‍‍​‌ ‌​‌ ‌​‌ ​​​‍‌‌​ ​ ‌​​‌​‍‌‌​ ​‍‌​‌‍​‍‌‌​ ​‍‌​‌‍‌‍ ​‌‍ ‌‍​ ‌‍​‌‌‍ ​‌‍‍​‌‍ ‌ ​ ‌ ‌​​‍‌‌​ ​ ‌​​‌​ ​ ​ ​ ​ ​ ​ ​ ​‍‌‍‌‍‍‌‌‍‌​​ ‌​ ​‌​ ​‍​ ​​‌‍​‌​ ‍‌‌‍​ ​ ‌ ​ ​​​‍ ‌‌‍​‍​ ​​​ ‌‌‌‍‌​​‍ ‌​ ‌​‌‍​‌​ ‌‌​ ​‌​‍ ‌‌‍​‌​ ‌​‌‍‌​​ ​ ​‍ ‌‌‍‌‍​ ‍‌​ ‌‌​ ‍‌‌‍‌‌​ ‍​​ ‌ ‌‍‌‌​ ‌ ‌‍‌​‌‍‌‌​ ‌‍​‍‌‍‌ ‌​‌ ‍‌‌ ​​‌‍‌‌​ ‌‌ ​​‌ ​‍‌‍ ‌‍‌ ‌ ​‍‌‍​‌‌‍ ‌​‍‌‍‌ ​​‌‍​‌‌ ‌​‌‍‍​​ ‌‌ ‌​‌‍‍‌‌ ‌​‌‍ ​‌‍‌‌​‍​‍‌ ‌
Supporting rural youth in China​​​​‌ ‍ ​‍​‍‌‍ ‌ ​‍‌‍‍‌‌‍‌ ‌‍‍‌‌‍ ‍​‍​‍​ ‍‍​‍​‍‌ ​ ‌‍​‌‌‍ ‍‌‍‍‌‌ ‌​‌ ‍‌​‍ ‍‌‍‍‌‌‍ ​‍​‍​‍ ​​‍​‍‌‍‍​‌ ​‍‌‍‌‌‌‍‌‍​‍​‍​ ‍‍​‍​‍‌‍‍​‌ ‌​‌ ‌​‌ ​​​ ‍‍​‍ ​‍ ‌‍ ​‌‍ ‌‍​ ‌‍​‌‌‍ ​‌‍‍​‌‍ ‌ ​ ‌ ‌​​ ‍‍​ ​ ​ ​ ​ ​ ​ ​ ​‍ ‌‍‍‌‌‍ ‍‌ ‌​‌‍‌‌‌‍ ‍‌ ‌​​‍ ‌‍‌‌‌‍‌​‌‍‍‌‌ ‌​​‍ ‌‍ ‌‌‍ ‌‍‌​‌‍‌‌​ ‌‌ ​​‌ ​‍‌‍‌‌‌ ​ ‌‍‌‌‌‍ ‍‌ ‌​‌‍​‌‌ ‌​‌‍‍‌‌‍ ‌‍ ‍​ ‍ ‌‍‍‌‌‍‌​​ ‌​ ​‌​ ​‍​ ​​‌‍​‌​ ‍‌‌‍​ ​ ‌ ​ ​​​‍ ‌‌‍​‍​ ​​​ ‌‌‌‍‌​​‍ ‌​ ‌​‌‍​‌​ ‌‌​ ​‌​‍ ‌‌‍​‌​ ‌​‌‍‌​​ ​ ​‍ ‌‌‍‌‍​ ‍‌​ ‌‌​ ‍‌‌‍‌‌​ ‍​​ ‌ ‌‍‌‌​ ‌ ‌‍‌​‌‍‌‌​ ‌‍​ ‍ ‌ ‌​‌ ‍‌‌ ​​‌‍‌‌​ ‌‌ ​​‌ ​‍‌‍ ‌‍‌ ‌ ​‍‌‍​‌‌‍ ‌​ ‍ ‌ ​​‌‍​‌‌ ‌​‌‍‍​​ ‌‌‍‌​‌‍‌‌‌ ​ ‌‍​ ‌ ​‍‌‍‍‌‌ ​​‌ ‌​‌‍‍‌‌‍ ‌‍ ‍​ ‌‍​‍‌‍​‌‌ ​ ‌‍‌‌‌‌‌‌‌ ​‍‌‍ ​​ ‌‌‍‍​‌ ‌​‌ ‌​‌ ​​​‍‌‌​ ​ ‌​​‌​‍‌‌​ ​‍‌​‌‍​‍‌‌​ ​‍‌​‌‍‌‍ ​‌‍ ‌‍​ ‌‍​‌‌‍ ​‌‍‍​‌‍ ‌ ​ ‌ ‌​​‍‌‌​ ​ ‌​​‌​ ​ ​ ​ ​ ​ ​ ​ ​‍‌‍‌‍‍‌‌‍‌​​ ‌​ ​‌​ ​‍​ ​​‌‍​‌​ ‍‌‌‍​ ​ ‌ ​ ​​​‍ ‌‌‍​‍​ ​​​ ‌‌‌‍‌​​‍ ‌​ ‌​‌‍​‌​ ‌‌​ ​‌​‍ ‌‌‍​‌​ ‌​‌‍‌​​ ​ ​‍ ‌‌‍‌‍​ ‍‌​ ‌‌​ ‍‌‌‍‌‌​ ‍​​ ‌ ‌‍‌‌​ ‌ ‌‍‌​‌‍‌‌​ ‌‍​‍‌‍‌ ‌​‌ ‍‌‌ ​​‌‍‌‌​ ‌‌ ​​‌ ​‍‌‍ ‌‍‌ ‌ ​‍‌‍​‌‌‍ ‌​‍‌‍‌ ​​‌‍​‌‌ ‌​‌‍‍​​ ‌‌‍‌​‌‍‌‌‌ ​ ‌‍​ ‌ ​‍‌‍‍‌‌ ​​‌ ‌​‌‍‍‌‌‍ ‌‍ ‍​‍​‍‌ ‌
Bike-A-Thon​​​​‌ ‍ ​‍​‍‌‍ ‌ ​‍‌‍‍‌‌‍‌ ‌‍‍‌‌‍ ‍​‍​‍​ ‍‍​‍​‍‌ ​ ‌‍​‌‌‍ ‍‌‍‍‌‌ ‌​‌ ‍‌​‍ ‍‌‍‍‌‌‍ ​‍​‍​‍ ​​‍​‍‌‍‍​‌ ​‍‌‍‌‌‌‍‌‍​‍​‍​ ‍‍​‍​‍‌‍‍​‌ ‌​‌ ‌​‌ ​​​ ‍‍​‍ ​‍ ‌‍ ​‌‍ ‌‍​ ‌‍​‌‌‍ ​‌‍‍​‌‍ ‌ ​ ‌ ‌​​ ‍‍​ ​ ​ ​ ​ ​ ​ ​ ​‍ ‌‍‍‌‌‍ ‍‌ ‌​‌‍‌‌‌‍ ‍‌ ‌​​‍ ‌‍‌‌‌‍‌​‌‍‍‌‌ ‌​​‍ ‌‍ ‌‌‍ ‌‍‌​‌‍‌‌​ ‌‌ ​​‌ ​‍‌‍‌‌‌ ​ ‌‍‌‌‌‍ ‍‌ ‌​‌‍​‌‌ ‌​‌‍‍‌‌‍ ‌‍ ‍​ ‍ ‌‍‍‌‌‍‌​​ ‌‌‍‌‌​ ‍‌‌‍‌‍‌‍​ ‌‍​‌‌‍​‌‌‍​ ​ ‍‌​‍ ‌​ ‌‌‌‍​ ​ ​ ‌‍​‍​‍ ‌​ ‌​​ ‍​​ ‍​​ ​‍​‍ ‌‌‍​‍​ ‍​​ ​ ​ ​​​‍ ‌​ ​‍‌‍‌​​ ​ ‌‍‌​‌‍​ ‌‍​‍‌‍‌​​ ‌‍​ ​‍​ ​ ​ ‍​​ ‌ ​ ‍ ‌ ‌​‌ ‍‌‌ ​​‌‍‌‌​ ‌‌ ​​‌ ​‍‌‍ ‌‍‌ ‌ ​‍‌‍​‌‌‍ ‌​ ‍ ‌ ​​‌‍​‌‌ ‌​‌‍‍​​ ‌‌ ‌​‌‍‍‌‌ ‌​‌‍ ​‌‍‌‌​ ‌‍​‍‌‍​‌‌ ​ ‌‍‌‌‌‌‌‌‌ ​‍‌‍ ​​ ‌‌‍‍​‌ ‌​‌ ‌​‌ ​​​‍‌‌​ ​ ‌​​‌​‍‌‌​ ​‍‌​‌‍​‍‌‌​ ​‍‌​‌‍‌‍ ​‌‍ ‌‍​ ‌‍​‌‌‍ ​‌‍‍​‌‍ ‌ ​ ‌ ‌​​‍‌‌​ ​ ‌​​‌​ ​ ​ ​ ​ ​ ​ ​ ​‍‌‍‌‍‍‌‌‍‌​​ ‌‌‍‌‌​ ‍‌‌‍‌‍‌‍​ ‌‍​‌‌‍​‌‌‍​ ​ ‍‌​‍ ‌​ ‌‌‌‍​ ​ ​ ‌‍​‍​‍ ‌​ ‌​​ ‍​​ ‍​​ ​‍​‍ ‌‌‍​‍​ ‍​​ ​ ​ ​​​‍ ‌​ ​‍‌‍‌​​ ​ ‌‍‌​‌‍​ ‌‍​‍‌‍‌​​ ‌‍​ ​‍​ ​ ​ ‍​​ ‌ ​‍‌‍‌ ‌​‌ ‍‌‌ ​​‌‍‌‌​ ‌‌ ​​‌ ​‍‌‍ ‌‍‌ ‌ ​‍‌‍​‌‌‍ ‌​‍‌‍‌ ​​‌‍​‌‌ ‌​‌‍‍​​ ‌‌ ‌​‌‍‍‌‌ ‌​‌‍ ​‌‍‌‌​‍​‍‌ ‌
Go bike (or volunteer to help run the event)​​​​‌ ‍ ​‍​‍‌‍ ‌ ​‍‌‍‍‌‌‍‌ ‌‍‍‌‌‍ ‍​‍​‍​ ‍‍​‍​‍‌ ​ ‌‍​‌‌‍ ‍‌‍‍‌‌ ‌​‌ ‍‌​‍ ‍‌‍‍‌‌‍ ​‍​‍​‍ ​​‍​‍‌‍‍​‌ ​‍‌‍‌‌‌‍‌‍​‍​‍​ ‍‍​‍​‍‌‍‍​‌ ‌​‌ ‌​‌ ​​​ ‍‍​‍ ​‍ ‌‍ ​‌‍ ‌‍​ ‌‍​‌‌‍ ​‌‍‍​‌‍ ‌ ​ ‌ ‌​​ ‍‍​ ​ ​ ​ ​ ​ ​ ​ ​‍ ‌‍‍‌‌‍ ‍‌ ‌​‌‍‌‌‌‍ ‍‌ ‌​​‍ ‌‍‌‌‌‍‌​‌‍‍‌‌ ‌​​‍ ‌‍ ‌‌‍ ‌‍‌​‌‍‌‌​ ‌‌ ​​‌ ​‍‌‍‌‌‌ ​ ‌‍‌‌‌‍ ‍‌ ‌​‌‍​‌‌ ‌​‌‍‍‌‌‍ ‌‍ ‍​ ‍ ‌‍‍‌‌‍‌​​ ‌‌‍‌‌​ ‍‌‌‍‌‍‌‍​ ‌‍​‌‌‍​‌‌‍​ ​ ‍‌​‍ ‌​ ‌‌‌‍​ ​ ​ ‌‍​‍​‍ ‌​ ‌​​ ‍​​ ‍​​ ​‍​‍ ‌‌‍​‍​ ‍​​ ​ ​ ​​​‍ ‌​ ​‍‌‍‌​​ ​ ‌‍‌​‌‍​ ‌‍​‍‌‍‌​​ ‌‍​ ​‍​ ​ ​ ‍​​ ‌ ​ ‍ ‌ ‌​‌ ‍‌‌ ​​‌‍‌‌​ ‌‌ ​​‌ ​‍‌‍ ‌‍‌ ‌ ​‍‌‍​‌‌‍ ‌​ ‍ ‌ ​​‌‍​‌‌ ‌​‌‍‍​​ ‌‌‍‌​‌‍‌‌‌ ​ ‌‍​ ‌ ​‍‌‍‍‌‌ ​​‌ ‌​‌‍‍‌‌‍ ‌‍ ‍​ ‌‍​‍‌‍​‌‌ ​ ‌‍‌‌‌‌‌‌‌ ​‍‌‍ ​​ ‌‌‍‍​‌ ‌​‌ ‌​‌ ​​​‍‌‌​ ​ ‌​​‌​‍‌‌​ ​‍‌​‌‍​‍‌‌​ ​‍‌​‌‍‌‍ ​‌‍ ‌‍​ ‌‍​‌‌‍ ​‌‍‍​‌‍ ‌ ​ ‌ ‌​​‍‌‌​ ​ ‌​​‌​ ​ ​ ​ ​ ​ ​ ​ ​‍‌‍‌‍‍‌‌‍‌​​ ‌‌‍‌‌​ ‍‌‌‍‌‍‌‍​ ‌‍​‌‌‍​‌‌‍​ ​ ‍‌​‍ ‌​ ‌‌‌‍​ ​ ​ ‌‍​‍​‍ ‌​ ‌​​ ‍​​ ‍​​ ​‍​‍ ‌‌‍​‍​ ‍​​ ​ ​ ​​​‍ ‌​ ​‍‌‍‌​​ ​ ‌‍‌​‌‍​ ‌‍​‍‌‍‌​​ ‌‍​ ​‍​ ​ ​ ‍​​ ‌ ​‍‌‍‌ ‌​‌ ‍‌‌ ​​‌‍‌‌​ ‌‌ ​​‌ ​‍‌‍ ‌‍‌ ‌ ​‍‌‍​‌‌‍ ‌​‍‌‍‌ ​​‌‍​‌‌ ‌​‌‍‍​​ ‌‌‍‌​‌‍‌‌‌ ​ ‌‍​ ‌ ​‍‌‍‍‌‌ ​​‌ ‌​‌‍‍‌‌‍ ‌‍ ‍​‍​‍‌ ‌
Salvation Army Summer Camp​​​​‌ ‍ ​‍​‍‌‍ ‌ ​‍‌‍‍‌‌‍‌ ‌‍‍‌‌‍ ‍​‍​‍​ ‍‍​‍​‍‌ ​ ‌‍​‌‌‍ ‍‌‍‍‌‌ ‌​‌ ‍‌​‍ ‍‌‍‍‌‌‍ ​‍​‍​‍ ​​‍​‍‌‍‍​‌ ​‍‌‍‌‌‌‍‌‍​‍​‍​ ‍‍​‍​‍‌‍‍​‌ ‌​‌ ‌​‌ ​​​ ‍‍​‍ ​‍ ‌‍ ​‌‍ ‌‍​ ‌‍​‌‌‍ ​‌‍‍​‌‍ ‌ ​ ‌ ‌​​ ‍‍​ ​ ​ ​ ​ ​ ​ ​ ​‍ ‌‍‍‌‌‍ ‍‌ ‌​‌‍‌‌‌‍ ‍‌ ‌​​‍ ‌‍‌‌‌‍‌​‌‍‍‌‌ ‌​​‍ ‌‍ ‌‌‍ ‌‍‌​‌‍‌‌​ ‌‌ ​​‌ ​‍‌‍‌‌‌ ​ ‌‍‌‌‌‍ ‍‌ ‌​‌‍​‌‌ ‌​‌‍‍‌‌‍ ‌‍ ‍​ ‍ ‌‍‍‌‌‍‌​​ ‌‌‍‌‍‌‍​‌​ ​‌​ ​‌‌‍​ ‌‍​‍​ ‌‌‌‍​ ​‍ ‌​ ‌​‌‍​‌​ ‌ ​ ​ ​‍ ‌​ ‌​​ ​‍​ ​​​ ‌ ​‍ ‌‌‍​‌‌‍​‍‌‍​‍​ ​ ​‍ ‌‌‍‌‌​ ​‌​ ‌‌​ ‍‌‌‍‌‌​ ‌​​ ‌​‌‍​‌​ ‌ ‌‍‌‌​ ​‌​ ‌‌​ ‍ ‌ ‌​‌ ‍‌‌ ​​‌‍‌‌​ ‌‌ ​​‌ ​‍‌‍ ‌‍‌ ‌ ​‍‌‍​‌‌‍ ‌​ ‍ ‌ ​​‌‍​‌‌ ‌​‌‍‍​​ ‌‌ ‌​‌‍‍‌‌ ‌​‌‍ ​‌‍‌‌​ ‌‍​‍‌‍​‌‌ ​ ‌‍‌‌‌‌‌‌‌ ​‍‌‍ ​​ ‌‌‍‍​‌ ‌​‌ ‌​‌ ​​​‍‌‌​ ​ ‌​​‌​‍‌‌​ ​‍‌​‌‍​‍‌‌​ ​‍‌​‌‍‌‍ ​‌‍ ‌‍​ ‌‍​‌‌‍ ​‌‍‍​‌‍ ‌ ​ ‌ ‌​​‍‌‌​ ​ ‌​​‌​ ​ ​ ​ ​ ​ ​ ​ ​‍‌‍‌‍‍‌‌‍‌​​ ‌‌‍‌‍‌‍​‌​ ​‌​ ​‌‌‍​ ‌‍​‍​ ‌‌‌‍​ ​‍ ‌​ ‌​‌‍​‌​ ‌ ​ ​ ​‍ ‌​ ‌​​ ​‍​ ​​​ ‌ ​‍ ‌‌‍​‌‌‍​‍‌‍​‍​ ​ ​‍ ‌‌‍‌‌​ ​‌​ ‌‌​ ‍‌‌‍‌‌​ ‌​​ ‌​‌‍​‌​ ‌ ‌‍‌‌​ ​‌​ ‌‌​‍‌‍‌ ‌​‌ ‍‌‌ ​​‌‍‌‌​ ‌‌ ​​‌ ​‍‌‍ ‌‍‌ ‌ ​‍‌‍​‌‌‍ ‌​‍‌‍‌ ​​‌‍​‌‌ ‌​‌‍‍​​ ‌‌ ‌​‌‍‍‌‌ ‌​‌‍ ​‌‍‌‌​‍​‍‌ ‌
Volunteer to teach others with the local
Salvation Army​​​​‌ ‍ ​‍​‍‌‍ ‌ ​‍‌‍‍‌‌‍‌ ‌‍‍‌‌‍ ‍​‍​‍​ ‍‍​‍​‍‌ ​ ‌‍​‌‌‍ ‍‌‍‍‌‌ ‌​‌ ‍‌​‍ ‍‌‍‍‌‌‍ ​‍​‍​‍ ​​‍​‍‌‍‍​‌ ​‍‌‍‌‌‌‍‌‍​‍​‍​ ‍‍​‍​‍‌‍‍​‌ ‌​‌ ‌​‌ ​​​ ‍‍​‍ ​‍ ‌‍ ​‌‍ ‌‍​ ‌‍​‌‌‍ ​‌‍‍​‌‍ ‌ ​ ‌ ‌​​ ‍‍​ ​ ​ ​ ​ ​ ​ ​ ​‍ ‌‍‍‌‌‍ ‍‌ ‌​‌‍‌‌‌‍ ‍‌ ‌​​‍ ‌‍‌‌‌‍‌​‌‍‍‌‌ ‌​​‍ ‌‍ ‌‌‍ ‌‍‌​‌‍‌‌​ ‌‌ ​​‌ ​‍‌‍‌‌‌ ​ ‌‍‌‌‌‍ ‍‌ ‌​‌‍​‌‌ ‌​‌‍‍‌‌‍ ‌‍ ‍​ ‍ ‌‍‍‌‌‍‌​​ ‌‌‍‌‍‌‍​‌​ ​‌​ ​‌‌‍​ ‌‍​‍​ ‌‌‌‍​ ​‍ ‌​ ‌​‌‍​‌​ ‌ ​ ​ ​‍ ‌​ ‌​​ ​‍​ ​​​ ‌ ​‍ ‌‌‍​‌‌‍​‍‌‍​‍​ ​ ​‍ ‌‌‍‌‌​ ​‌​ ‌‌​ ‍‌‌‍‌‌​ ‌​​ ‌​‌‍​‌​ ‌ ‌‍‌‌​ ​‌​ ‌‌​ ‍ ‌ ‌​‌ ‍‌‌ ​​‌‍‌‌​ ‌‌ ​​‌ ​‍‌‍ ‌‍‌ ‌ ​‍‌‍​‌‌‍ ‌​ ‍ ‌ ​​‌‍​‌‌ ‌​‌‍‍​​ ‌‌‍‌​‌‍‌‌‌ ​ ‌‍​ ‌ ​‍‌‍‍‌‌ ​​‌ ‌​‌‍‍‌‌‍ ‌‍ ‍​ ‌‍​‍‌‍​‌‌ ​ ‌‍‌‌‌‌‌‌‌ ​‍‌‍ ​​ ‌‌‍‍​‌ ‌​‌ ‌​‌ ​​​‍‌‌​ ​ ‌​​‌​‍‌‌​ ​‍‌​‌‍​‍‌‌​ ​‍‌​‌‍‌‍ ​‌‍ ‌‍​ ‌‍​‌‌‍ ​‌‍‍​‌‍ ‌ ​ ‌ ‌​​‍‌‌​ ​ ‌​​‌​ ​ ​ ​ ​ ​ ​ ​ ​‍‌‍‌‍‍‌‌‍‌​​ ‌‌‍‌‍‌‍​‌​ ​‌​ ​‌‌‍​ ‌‍​‍​ ‌‌‌‍​ ​‍ ‌​ ‌​‌‍​‌​ ‌ ​ ​ ​‍ ‌​ ‌​​ ​‍​ ​​​ ‌ ​‍ ‌‌‍​‌‌‍​‍‌‍​‍​ ​ ​‍ ‌‌‍‌‌​ ​‌​ ‌‌​ ‍‌‌‍‌‌​ ‌​​ ‌​‌‍​‌​ ‌ ‌‍‌‌​ ​‌​ ‌‌​‍‌‍‌ ‌​‌ ‍‌‌ ​​‌‍‌‌​ ‌‌ ​​‌ ​‍‌‍ ‌‍‌ ‌ ​‍‌‍​‌‌‍ ‌​‍‌‍‌ ​​‌‍​‌‌ ‌​‌‍‍​​ ‌‌‍‌​‌‍‌‌‌ ​ ‌‍​ ‌ ​‍‌‍‍‌‌ ​​‌ ‌​‌‍‍‌‌‍ ‌‍ ‍​‍​‍‌ ‌
Beijing Volunteer Program​​​​‌ ‍ ​‍​‍‌‍ ‌ ​‍‌‍‍‌‌‍‌ ‌‍‍‌‌‍ ‍​‍​‍​ ‍‍​‍​‍‌ ​ ‌‍​‌‌‍ ‍‌‍‍‌‌ ‌​‌ ‍‌​‍ ‍‌‍‍‌‌‍ ​‍​‍​‍ ​​‍​‍‌‍‍​‌ ​‍‌‍‌‌‌‍‌‍​‍​‍​ ‍‍​‍​‍‌‍‍​‌ ‌​‌ ‌​‌ ​​​ ‍‍​‍ ​‍ ‌‍ ​‌‍ ‌‍​ ‌‍​‌‌‍ ​‌‍‍​‌‍ ‌ ​ ‌ ‌​​ ‍‍​ ​ ​ ​ ​ ​ ​ ​ ​‍ ‌‍‍‌‌‍ ‍‌ ‌​‌‍‌‌‌‍ ‍‌ ‌​​‍ ‌‍‌‌‌‍‌​‌‍‍‌‌ ‌​​‍ ‌‍ ‌‌‍ ‌‍‌​‌‍‌‌​ ‌‌ ​​‌ ​‍‌‍‌‌‌ ​ ‌‍‌‌‌‍ ‍‌ ‌​‌‍​‌‌ ‌​‌‍‍‌‌‍ ‌‍ ‍​ ‍ ‌‍‍‌‌‍‌​​ ‌​ ​ ‌‍​‌​ ​​​ ‌‌‌‍‌‌‌‍​ ‌‍‌‌​ ​ ​‍ ‌‌‍​‍​ ‌‍​ ​​‌‍‌‌​‍ ‌​ ‌​​ ‌​​ ‌‌​ ​‍​‍ ‌‌‍​‌​ ​‌‌‍‌‍‌‍‌‌​‍ ‌​ ​​​ ​‍​ ‌​‌‍‌‍​ ‍‌​ ‌‍‌‍‌‍​ ‍​‌‍​‍‌‍​‌​ ‌ ‌‍​ ​ ‍ ‌ ‌​‌ ‍‌‌ ​​‌‍‌‌​ ‌‌ ​​‌ ​‍‌‍ ‌‍‌ ‌ ​‍‌‍​‌‌‍ ‌​ ‍ ‌ ​​‌‍​‌‌ ‌​‌‍‍​​ ‌‌ ‌​‌‍‍‌‌ ‌​‌‍ ​‌‍‌‌​ ‌‍​‍‌‍​‌‌ ​ ‌‍‌‌‌‌‌‌‌ ​‍‌‍ ​​ ‌‌‍‍​‌ ‌​‌ ‌​‌ ​​​‍‌‌​ ​ ‌​​‌​‍‌‌​ ​‍‌​‌‍​‍‌‌​ ​‍‌​‌‍‌‍ ​‌‍ ‌‍​ ‌‍​‌‌‍ ​‌‍‍​‌‍ ‌ ​ ‌ ‌​​‍‌‌​ ​ ‌​​‌​ ​ ​ ​ ​ ​ ​ ​ ​‍‌‍‌‍‍‌‌‍‌​​ ‌​ ​ ‌‍​‌​ ​​​ ‌‌‌‍‌‌‌‍​ ‌‍‌‌​ ​ ​‍ ‌‌‍​‍​ ‌‍​ ​​‌‍‌‌​‍ ‌​ ‌​​ ‌​​ ‌‌​ ​‍​‍ ‌‌‍​‌​ ​‌‌‍‌‍‌‍‌‌​‍ ‌​ ​​​ ​‍​ ‌​‌‍‌‍​ ‍‌​ ‌‍‌‍‌‍​ ‍​‌‍​‍‌‍​‌​ ‌ ‌‍​ ​‍‌‍‌ ‌​‌ ‍‌‌ ​​‌‍‌‌​ ‌‌ ​​‌ ​‍‌‍ ‌‍‌ ‌ ​‍‌‍​‌‌‍ ‌​‍‌‍‌ ​​‌‍​‌‌ ‌​‌‍‍​​ ‌‌ ‌​‌‍‍‌‌ ‌​‌‍ ​‌‍‌‌​‍​‍‌ ‌
Connect with and support kids in China​​​​‌ ‍ ​‍​‍‌‍ ‌ ​‍‌‍‍‌‌‍‌ ‌‍‍‌‌‍ ‍​‍​‍​ ‍‍​‍​‍‌ ​ ‌‍​‌‌‍ ‍‌‍‍‌‌ ‌​‌ ‍‌​‍ ‍‌‍‍‌‌‍ ​‍​‍​‍ ​​‍​‍‌‍‍​‌ ​‍‌‍‌‌‌‍‌‍​‍​‍​ ‍‍​‍​‍‌‍‍​‌ ‌​‌ ‌​‌ ​​​ ‍‍​‍ ​‍ ‌‍ ​‌‍ ‌‍​ ‌‍​‌‌‍ ​‌‍‍​‌‍ ‌ ​ ‌ ‌​​ ‍‍​ ​ ​ ​ ​ ​ ​ ​ ​‍ ‌‍‍‌‌‍ ‍‌ ‌​‌‍‌‌‌‍ ‍‌ ‌​​‍ ‌‍‌‌‌‍‌​‌‍‍‌‌ ‌​​‍ ‌‍ ‌‌‍ ‌‍‌​‌‍‌‌​ ‌‌ ​​‌ ​‍‌‍‌‌‌ ​ ‌‍‌‌‌‍ ‍‌ ‌​‌‍​‌‌ ‌​‌‍‍‌‌‍ ‌‍ ‍​ ‍ ‌‍‍‌‌‍‌​​ ‌​ ​ ‌‍​‌​ ​​​ ‌‌‌‍‌‌‌‍​ ‌‍‌‌​ ​ ​‍ ‌‌‍​‍​ ‌‍​ ​​‌‍‌‌​‍ ‌​ ‌​​ ‌​​ ‌‌​ ​‍​‍ ‌‌‍​‌​ ​‌‌‍‌‍‌‍‌‌​‍ ‌​ ​​​ ​‍​ ‌​‌‍‌‍​ ‍‌​ ‌‍‌‍‌‍​ ‍​‌‍​‍‌‍​‌​ ‌ ‌‍​ ​ ‍ ‌ ‌​‌ ‍‌‌ ​​‌‍‌‌​ ‌‌ ​​‌ ​‍‌‍ ‌‍‌ ‌ ​‍‌‍​‌‌‍ ‌​ ‍ ‌ ​​‌‍​‌‌ ‌​‌‍‍​​ ‌‌‍‌​‌‍‌‌‌ ​ ‌‍​ ‌ ​‍‌‍‍‌‌ ​​‌ ‌​‌‍‍‌‌‍ ‌‍ ‍​ ‌‍​‍‌‍​‌‌ ​ ‌‍‌‌‌‌‌‌‌ ​‍‌‍ ​​ ‌‌‍‍​‌ ‌​‌ ‌​‌ ​​​‍‌‌​ ​ ‌​​‌​‍‌‌​ ​‍‌​‌‍​‍‌‌​ ​‍‌​‌‍‌‍ ​‌‍ ‌‍​ ‌‍​‌‌‍ ​‌‍‍​‌‍ ‌ ​ ‌ ‌​​‍‌‌​ ​ ‌​​‌​ ​ ​ ​ ​ ​ ​ ​ ​‍‌‍‌‍‍‌‌‍‌​​ ‌​ ​ ‌‍​‌​ ​​​ ‌‌‌‍‌‌‌‍​ ‌‍‌‌​ ​ ​‍ ‌‌‍​‍​ ‌‍​ ​​‌‍‌‌​‍ ‌​ ‌​​ ‌​​ ‌‌​ ​‍​‍ ‌‌‍​‌​ ​‌‌‍‌‍‌‍‌‌​‍ ‌​ ​​​ ​‍​ ‌​‌‍‌‍​ ‍‌​ ‌‍‌‍‌‍​ ‍​‌‍​‍‌‍​‌​ ‌ ‌‍​ ​‍‌‍‌ ‌​‌ ‍‌‌ ​​‌‍‌‌​ ‌‌ ​​‌ ​‍‌‍ ‌‍‌ ‌ ​‍‌‍​‌‌‍ ‌​‍‌‍‌ ​​‌‍​‌‌ ‌​‌‍‍​​ ‌‌‍‌​‌‍‌‌‌ ​ ‌‍​ ‌ ​‍‌‍‍‌‌ ​​‌ ‌​‌‍‍‌‌‍ ‌‍ ‍​‍​‍‌ ‌
LMC Newsletter​​​​‌ ‍ ​‍​‍‌‍ ‌ ​‍‌‍‍‌‌‍‌ ‌‍‍‌‌‍ ‍​‍​‍​ ‍‍​‍​‍‌ ​ ‌‍​‌‌‍ ‍‌‍‍‌‌ ‌​‌ ‍‌​‍ ‍‌‍‍‌‌‍ ​‍​‍​‍ ​​‍​‍‌‍‍​‌ ​‍‌‍‌‌‌‍‌‍​‍​‍​ ‍‍​‍​‍‌‍‍​‌ ‌​‌ ‌​‌ ​​​ ‍‍​‍ ​‍ ‌‍ ​‌‍ ‌‍​ ‌‍​‌‌‍ ​‌‍‍​‌‍ ‌ ​ ‌ ‌​​ ‍‍​ ​ ​ ​ ​ ​ ​ ​ ​‍ ‌‍‍‌‌‍ ‍‌ ‌​‌‍‌‌‌‍ ‍‌ ‌​​‍ ‌‍‌‌‌‍‌​‌‍‍‌‌ ‌​​‍ ‌‍ ‌‌‍ ‌‍‌​‌‍‌‌​ ‌‌ ​​‌ ​‍‌‍‌‌‌ ​ ‌‍‌‌‌‍ ‍‌ ‌​‌‍​‌‌ ‌​‌‍‍‌‌‍ ‌‍ ‍​ ‍ ‌‍‍‌‌‍‌​​ ‌‌‍​‍​ ‍​​ ‌​​ ‌‍‌‍‌‍‌‍​‍​ ‍‌​ ​​​‍ ‌‌‍‌​​ ​‍​ ‌‌​ ​​​‍ ‌​ ‌​​ ‌​‌‍​‍​ ‍‌​‍ ‌‌‍​‍​ ‌‌​ ‌ ​ ​ ​‍ ‌‌‍​‍‌‍‌​​ ‌​​ ‌‌​ ‌ ​ ‍​‌‍​‍‌‍‌‍​ ‌‌‌‍‌​​ ‌​​ ‌‍​ ‍ ‌ ‌​‌ ‍‌‌ ​​‌‍‌‌​ ‌‌ ​​‌ ​‍‌‍ ‌‍‌ ‌ ​‍‌‍​‌‌‍ ‌​ ‍ ‌ ​​‌‍​‌‌ ‌​‌‍‍​​ ‌‌ ‌​‌‍‍‌‌ ‌​‌‍ ​‌‍‌‌​ ‌‍​‍‌‍​‌‌ ​ ‌‍‌‌‌‌‌‌‌ ​‍‌‍ ​​ ‌‌‍‍​‌ ‌​‌ ‌​‌ ​​​‍‌‌​ ​ ‌​​‌​‍‌‌​ ​‍‌​‌‍​‍‌‌​ ​‍‌​‌‍‌‍ ​‌‍ ‌‍​ ‌‍​‌‌‍ ​‌‍‍​‌‍ ‌ ​ ‌ ‌​​‍‌‌​ ​ ‌​​‌​ ​ ​ ​ ​ ​ ​ ​ ​‍‌‍‌‍‍‌‌‍‌​​ ‌‌‍​‍​ ‍​​ ‌​​ ‌‍‌‍‌‍‌‍​‍​ ‍‌​ ​​​‍ ‌‌‍‌​​ ​‍​ ‌‌​ ​​​‍ ‌​ ‌​​ ‌​‌‍​‍​ ‍‌​‍ ‌‌‍​‍​ ‌‌​ ‌ ​ ​ ​‍ ‌‌‍​‍‌‍‌​​ ‌​​ ‌‌​ ‌ ​ ‍​‌‍​‍‌‍‌‍​ ‌‌‌‍‌​​ ‌​​ ‌‍​‍‌‍‌ ‌​‌ ‍‌‌ ​​‌‍‌‌​ ‌‌ ​​‌ ​‍‌‍ ‌‍‌ ‌ ​‍‌‍​‌‌‍ ‌​‍‌‍‌ ​​‌‍​‌‌ ‌​‌‍‍​​ ‌‌ ‌​‌‍‍‌‌ ‌​‌‍ ​‌‍‌‌​‍​‍‌ ‌
LMC's newsletter for activities/resources​​​​‌ ‍ ​‍​‍‌‍ ‌ ​‍‌‍‍‌‌‍‌ ‌‍‍‌‌‍ ‍​‍​‍​ ‍‍​‍​‍‌ ​ ‌‍​‌‌‍ ‍‌‍‍‌‌ ‌​‌ ‍‌​‍ ‍‌‍‍‌‌‍ ​‍​‍​‍ ​​‍​‍‌‍‍​‌ ​‍‌‍‌‌‌‍‌‍​‍​‍​ ‍‍​‍​‍‌‍‍​‌ ‌​‌ ‌​‌ ​​​ ‍‍​‍ ​‍ ‌‍ ​‌‍ ‌‍​ ‌‍​‌‌‍ ​‌‍‍​‌‍ ‌ ​ ‌ ‌​​ ‍‍​ ​ ​ ​ ​ ​ ​ ​ ​‍ ‌‍‍‌‌‍ ‍‌ ‌​‌‍‌‌‌‍ ‍‌ ‌​​‍ ‌‍‌‌‌‍‌​‌‍‍‌‌ ‌​​‍ ‌‍ ‌‌‍ ‌‍‌​‌‍‌‌​ ‌‌ ​​‌ ​‍‌‍‌‌‌ ​ ‌‍‌‌‌‍ ‍‌ ‌​‌‍​‌‌ ‌​‌‍‍‌‌‍ ‌‍ ‍​ ‍ ‌‍‍‌‌‍‌​​ ‌‌‍​‍​ ‍​​ ‌​​ ‌‍‌‍‌‍‌‍​‍​ ‍‌​ ​​​‍ ‌‌‍‌​​ ​‍​ ‌‌​ ​​​‍ ‌​ ‌​​ ‌​‌‍​‍​ ‍‌​‍ ‌‌‍​‍​ ‌‌​ ‌ ​ ​ ​‍ ‌‌‍​‍‌‍‌​​ ‌​​ ‌‌​ ‌ ​ ‍​‌‍​‍‌‍‌‍​ ‌‌‌‍‌​​ ‌​​ ‌‍​ ‍ ‌ ‌​‌ ‍‌‌ ​​‌‍‌‌​ ‌‌ ​​‌ ​‍‌‍ ‌‍‌ ‌ ​‍‌‍​‌‌‍ ‌​ ‍ ‌ ​​‌‍​‌‌ ‌​‌‍‍​​ ‌‌‍‌​‌‍‌‌‌ ​ ‌‍​ ‌ ​‍‌‍‍‌‌ ​​‌ ‌​‌‍‍‌‌‍ ‌‍ ‍​ ‌‍​‍‌‍​‌‌ ​ ‌‍‌‌‌‌‌‌‌ ​‍‌‍ ​​ ‌‌‍‍​‌ ‌​‌ ‌​‌ ​​​‍‌‌​ ​ ‌​​‌​‍‌‌​ ​‍‌​‌‍​‍‌‌​ ​‍‌​‌‍‌‍ ​‌‍ ‌‍​ ‌‍​‌‌‍ ​‌‍‍​‌‍ ‌ ​ ‌ ‌​​‍‌‌​ ​ ‌​​‌​ ​ ​ ​ ​ ​ ​ ​ ​‍‌‍‌‍‍‌‌‍‌​​ ‌‌‍​‍​ ‍​​ ‌​​ ‌‍‌‍‌‍‌‍​‍​ ‍‌​ ​​​‍ ‌‌‍‌​​ ​‍​ ‌‌​ ​​​‍ ‌​ ‌​​ ‌​‌‍​‍​ ‍‌​‍ ‌‌‍​‍​ ‌‌​ ‌ ​ ​ ​‍ ‌‌‍​‍‌‍‌​​ ‌​​ ‌‌​ ‌ ​ ‍​‌‍​‍‌‍‌‍​ ‌‌‌‍‌​​ ‌​​ ‌‍​‍‌‍‌ ‌​‌ ‍‌‌ ​​‌‍‌‌​ ‌‌ ​​‌ ​‍‌‍ ‌‍‌ ‌ ​‍‌‍​‌‌‍ ‌​‍‌‍‌ ​​‌‍​‌‌ ‌​‌‍‍​​ ‌‌‍‌​‌‍‌‌‌ ​ ‌‍​ ‌ ​‍‌‍‍‌‌ ​​‌ ‌​‌‍‍‌‌‍ ‌‍ ‍​‍​‍‌ ‌
Little Masters Club
小大师聚乐部
About
About Us
Contact Us
Events
Events
Event Calendar
Programs
Programs
Community Service​​​​‌ ‍ ​‍​‍‌‍ ‌ ​‍‌‍‍‌‌‍‌ ‌‍‍‌‌‍ ‍​‍​‍​ ‍‍​‍​‍‌ ​ ‌‍​‌‌‍ ‍‌‍‍‌‌ ‌​‌ ‍‌​‍ ‍‌‍‍‌‌‍ ​‍​‍​‍ ​​‍​‍‌‍‍​‌ ​‍‌‍‌‌‌‍‌‍​‍​‍​ ‍‍​‍​‍‌‍‍​‌ ‌​‌ ‌​‌ ​​​ ‍‍​‍ ​‍ ‌‍ ​‌‍ ‌‍​ ‌‍​‌‌‍ ​‌‍‍​‌‍ ‌ ​ ‌ ‌​​ ‍‍​ ​ ​ ​ ​ ​ ​ ​ ​‍ ‌‍‍‌‌‍ ‍‌ ‌​‌‍‌‌‌‍ ‍‌ ‌​​‍ ‌‍‌‌‌‍‌​‌‍‍‌‌ ‌​​‍ ‌‍ ‌‌‍ ‌‍‌​‌‍‌‌​ ‌‌ ​​‌ ​‍‌‍‌‌‌ ​ ‌‍‌‌‌‍ ‍‌ ‌​‌‍​‌‌ ‌​‌‍‍‌‌‍ ‌‍ ‍​ ‍ ‌‍‍‌‌‍‌​​ ‌​ ​​​ ‍‌​ ‌ ‌‍‌‍​ ​‌​ ‍​​ ​‍​ ‌​​‍ ‌​ ​ ​ ‍​‌‍‌‍​ ​‍​‍ ‌​ ‌​‌‍‌​‌‍​‌​ ​‌​‍ ‌​ ‍​​ ‌ ​ ​​​ ​‍​‍ ‌‌‍‌‌​ ‌‍​ ‌‍​ ​‌‌‍‌​‌‍​ ​ ​‌‌‍‌‍​ ‌‌​ ‌‌‌‍​‍​ ​‌​ ‍ ‌ ‌​‌ ‍‌‌ ​​‌‍‌‌​ ‌‌‍​ ‌‍​‌‌ ‌​‌‍‌‌‌‍‌ ‌‍ ‌ ​‍‌ ‍‌​ ‍ ‌ ​​‌‍​‌‌ ‌​‌‍‍​​ ‌‌‍ ‍‌‍​‌‌‍ ‌‌‍‌‌​ ‌‍​‍‌‍​‌‌ ​ ‌‍‌‌‌‌‌‌‌ ​‍‌‍ ​​ ‌‌‍‍​‌ ‌​‌ ‌​‌ ​​​‍‌‌​ ​ ‌​​‌​‍‌‌​ ​‍‌​‌‍​‍‌‌​ ​‍‌​‌‍‌‍ ​‌‍ ‌‍​ ‌‍​‌‌‍ ​‌‍‍​‌‍ ‌ ​ ‌ ‌​​‍‌‌​ ​ ‌​​‌​ ​ ​ ​ ​ ​ ​ ​ ​‍‌‍‌‍‍‌‌‍‌​​ ‌​ ​​​ ‍‌​ ‌ ‌‍‌‍​ ​‌​ ‍​​ ​‍​ ‌​​‍ ‌​ ​ ​ ‍​‌‍‌‍​ ​‍​‍ ‌​ ‌​‌‍‌​‌‍​‌​ ​‌​‍ ‌​ ‍​​ ‌ ​ ​​​ ​‍​‍ ‌‌‍‌‌​ ‌‍​ ‌‍​ ​‌‌‍‌​‌‍​ ​ ​‌‌‍‌‍​ ‌‌​ ‌‌‌‍​‍​ ​‌​‍‌‍‌ ‌​‌ ‍‌‌ ​​‌‍‌‌​ ‌‌‍​ ‌‍​‌‌ ‌​‌‍‌‌‌‍‌ ‌‍ ‌ ​‍‌ ‍‌​‍‌‍‌ ​​‌‍​‌‌ ‌​‌‍‍​​ ‌‌‍ ‍‌‍​‌‌‍ ‌‌‍‌‌​‍​‍‌ ‌